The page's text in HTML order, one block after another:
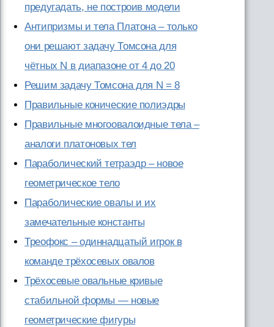
предугадать, не построив модели
Антипризмы и тела Платона – только
они решают задачу Томсона для
чётных N в диапазоне от 4 до 20
Решим задачу Томсона для N = 8
Правильные конические полиэдры
Правильные многоовалоидные тела –
аналоги платоновых тел
Параболический тетраэдр – новое
геометрическое тело
Параболические овалы и их
замечательные константы
Треофокс – одиннадцатый игрок в
команде трёхосевых овалов
Трёхосевые овальные кривые
стабильной формы — новые
геометрические фигуры